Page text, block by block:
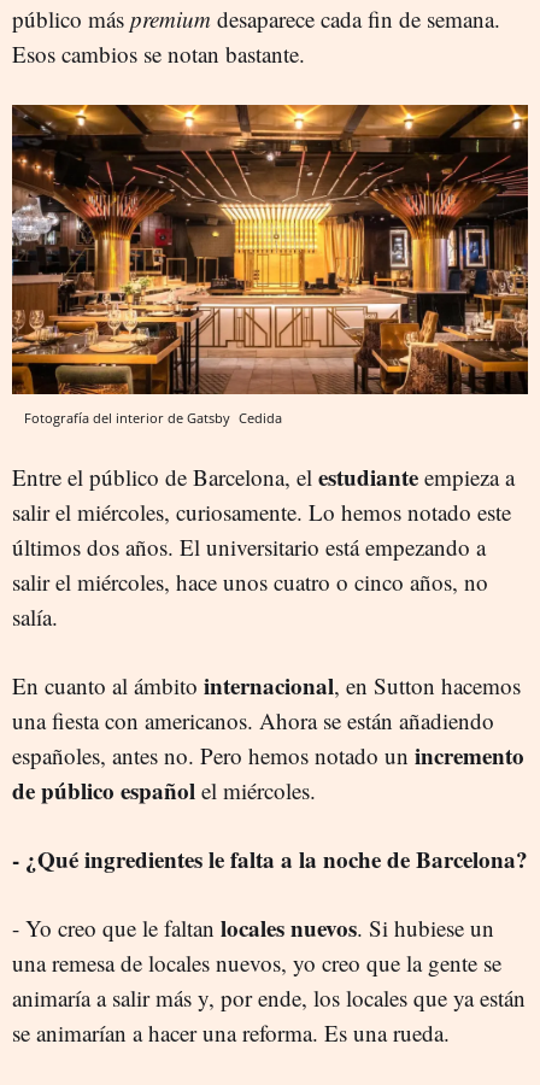
público más premium desaparece cada fin de semana.
Esos cambios se notan bastante.
Fotografía del interior de Gatsby Cedida
Entre el público de Barcelona, el estudiante empieza a
salir el miércoles, curiosamente. Lo hemos notado este
últimos dos años. El universitario está empezando a
salir el miércoles, hace unos cuatro o cinco años, no
salía.
En cuanto al ámbito internacional, en Sutton hacemos
una fiesta con americanos. Ahora se están añadiendo
españoles, antes no. Pero hemos notado un incremento
de público español el miércoles.
- ¿Qué ingredientes le falta a la noche de Barcelona?
- Yo creo que le faltan locales nuevos. Si hubiese un
una remesa de locales nuevos, yo creo que la gente se
animaría a salir más y, por ende, los locales que ya están
se animarían a hacer una reforma. Es una rueda.